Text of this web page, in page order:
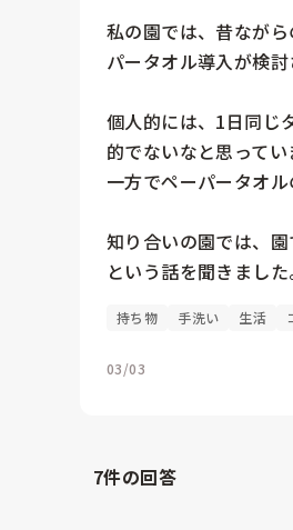
私の園では、昔なが
パータオル導入が検
個人的には、1日同じ
的でないなと思ってい
一方でペーパータオ
知り合いの園では、
という話を聞きました
持ち物 手洗い 生活
03/03
7件の回答